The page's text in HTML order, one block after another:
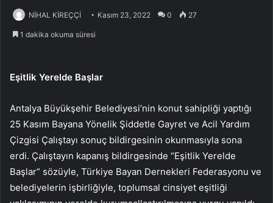
NİHAL KİREÇÇİ Kasım 23, 2022 0 27
1 dakika okuma süresi
Eşitlik Yerelde Başlar
Antalya Büyükşehir Belediyesi’nin konut sahipliği yaptığı
25 Kasım Bayana Yönelik Şiddetle Gayret ve Acil Yardım
Çizgisi Çalıştayı sonuç bildirgesinin okunmasıyla sona
erdi. Çalıştayın kapanış bildirgesinde “Eşitlik Yerelde
Başlar” sözüyle, Türkiye Bayan Dernekleri Federasyonu ve
belediyelerin işbirliğiyle, toplumsal cinsiyet eşitliği